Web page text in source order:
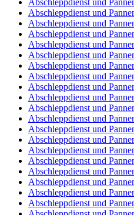
Abschleppdienst und
Abschleppdienst und
Abschleppdienst und
Abschleppdienst und
Abschleppdienst und
Abschleppdienst und
Abschleppdienst und
Abschleppdienst und
Abschleppdienst und
Abschleppdienst und
Abschleppdienst und
Abschleppdienst und
Abschleppdienst und
Abschleppdienst und
Abschleppdienst und
Abschleppdienst und
Abschleppdienst und
Abschleppdienst und
Abschleppdienst und